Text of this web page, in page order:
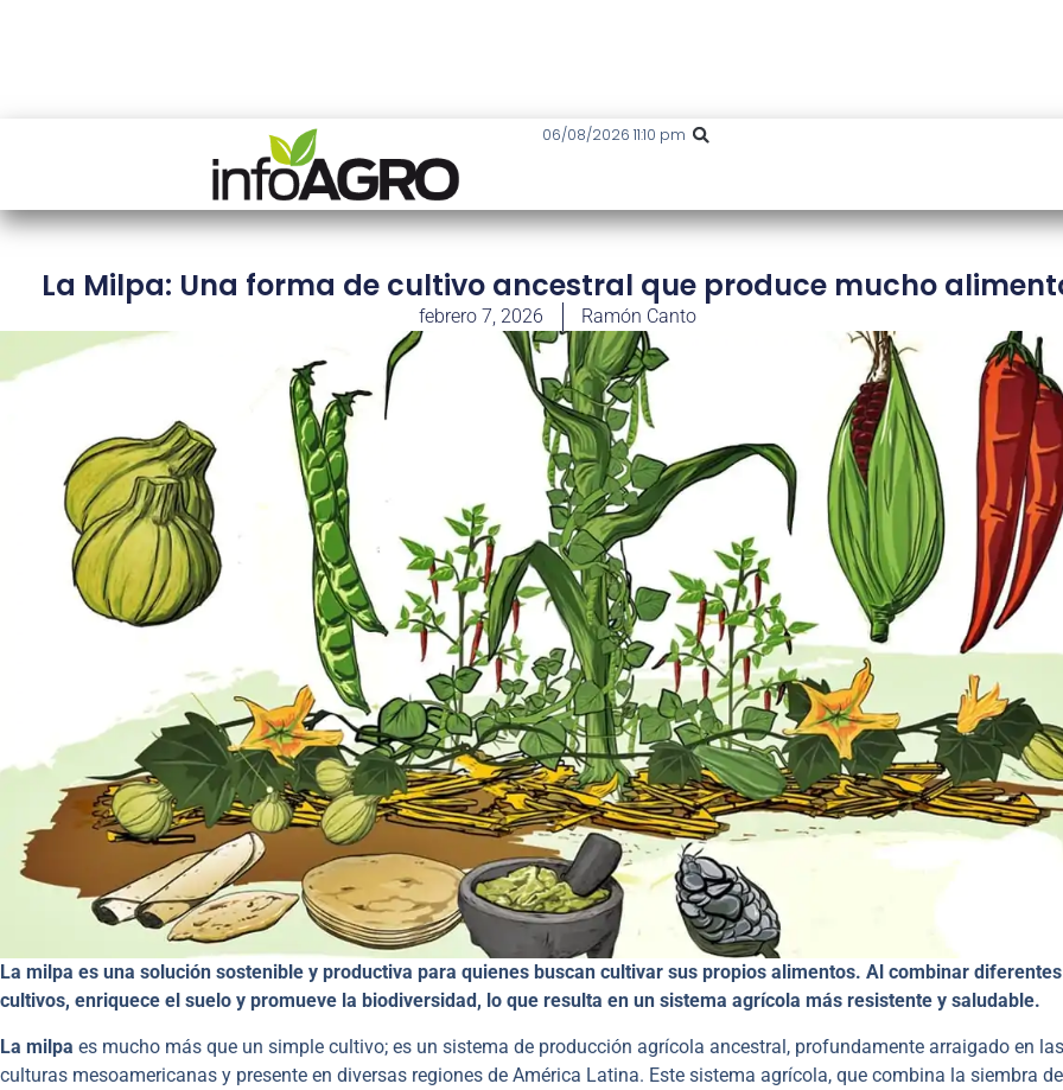
06/08/2026 11:10 pm
La Milpa: Una forma de cultivo ancestral que produce mucho
febrero 7, 2026 Ramón Canto
La milpa es una solución sostenible y productiva para quienes buscan cultivar sus propios alimentos. Al combinar diferentes
cultivos, enriquece el suelo y promueve la biodiversidad, lo que resulta en un sistema agrícola más resistente y saludable.
La milpa es mucho más que un simple cultivo; es un sistema de producción agrícola ancestral, profundamente arraigado en las
culturas mesoamericanas y presente en diversas regiones de América Latina. Este sistema agrícola, que combina la siembra